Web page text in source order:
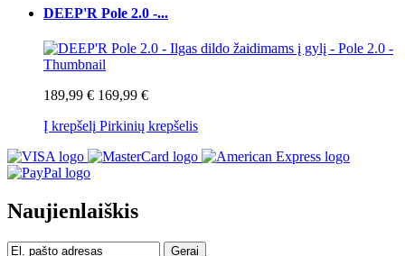
DEEP'R Pole 2.0 -...
189,99 € 169,99 €
Į krepšelį Pirkinių krepšelis
Naujienlaiškis
Gerai